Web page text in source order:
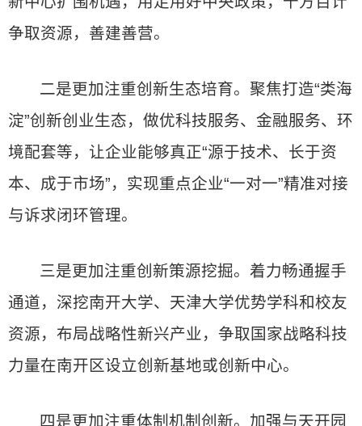
争取资源，善建善营。
二是更加注重创新生态培育。聚焦打造“类海
淀”创新创业生态，做优科技服务、金融服务、环
境配套等，让企业能够真正“源于技术、长于资
本、成于市场”，实现重点企业“一对一”精准对接
与诉求闭环管理。
三是更加注重创新策源挖掘。着力畅通握手
通道，深挖南开大学、天津大学优势学科和校友
资源，布局战略性新兴产业，争取国家战略科技
力量在南开区设立创新基地或创新中心。
四是更加注重体制机制创新。加强与天开园